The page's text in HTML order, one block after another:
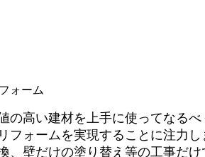
の高い建材を上手に使ってなる
フォームを実現することに注力し
、壁だけの塗り替え等の工事だけ